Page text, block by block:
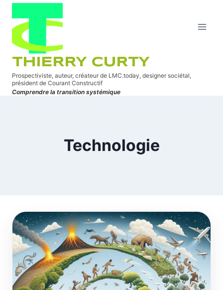
Aller
contenu
THIERRY CURTY
Prospectiviste, auteur, créateur de LMC.today, designer sociétal,
président de Courant Constructif
Comprendre la transition systémique
Technologie